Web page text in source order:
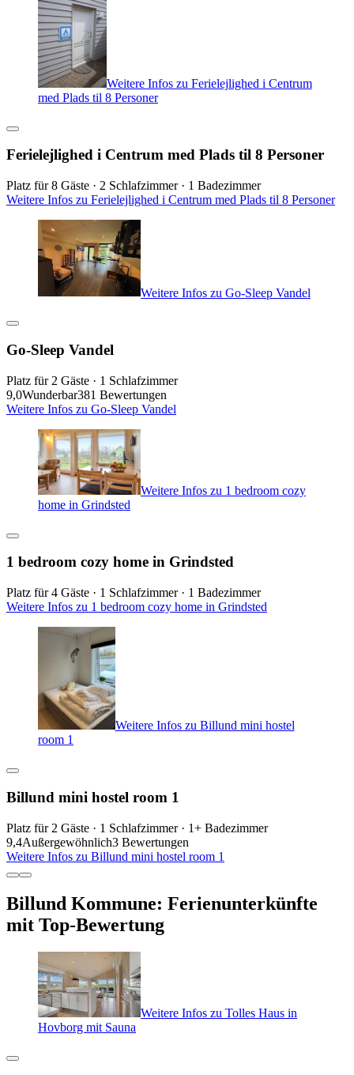
Weitere Infos zu Ferielejlighed i Centrum
med Plads til 8 Personer
Ferielejlighed i Centrum med Plads til 8 Personer
Platz für 8 Gäste · 2 Schlafzimmer · 1 Badezimmer
Weitere Infos zu Ferielejlighed i Centrum med Plads til 8 Personer
Weitere Infos zu Go-Sleep Vandel
Go-Sleep Vandel
Platz für 2 Gäste · 1 Schlafzimmer
9,0Wunderbar381 Bewertungen
Weitere Infos zu Go-Sleep Vandel
Weitere Infos zu 1 bedroom cozy
home in Grindsted
1 bedroom cozy home in Grindsted
Platz für 4 Gäste · 1 Schlafzimmer · 1 Badezimmer
Weitere Infos zu 1 bedroom cozy home in Grindsted
Weitere Infos zu Billund mini hostel
room 1
Billund mini hostel room 1
Platz für 2 Gäste · 1 Schlafzimmer · 1+ Badezimmer
9,4Außergewöhnlich3 Bewertungen
Weitere Infos zu Billund mini hostel room 1
Billund Kommune: Ferienunterkünfte
mit Top-Bewertung
Weitere Infos zu Tolles Haus in
Hovborg mit Sauna